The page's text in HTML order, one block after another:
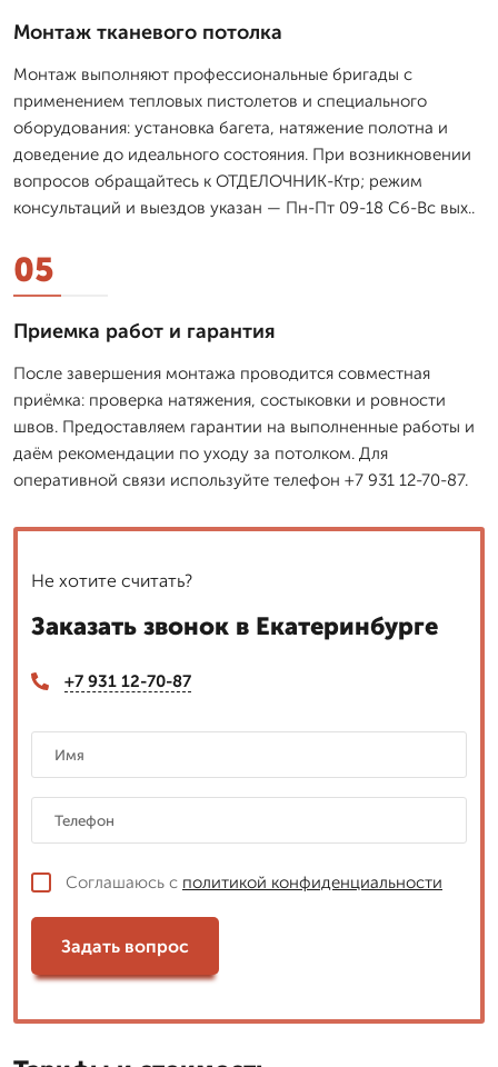
Монтаж тканевого потолка
Монтаж выполняют профессиональные бригады с
применением тепловых пистолетов и специального
оборудования: установка багета, натяжение полотна и
доведение до идеального состояния. При возникновении
вопросов обращайтесь к ОТДЕЛОЧНИК-Ктр; режим
консультаций и выездов указан — Пн-Пт 09-18 Сб-Вс вых..
05
Приемка работ и гарантия
После завершения монтажа проводится совместная
приёмка: проверка натяжения, состыковки и ровности
швов. Предоставляем гарантии на выполненные работы и
даём рекомендации по уходу за потолком. Для
оперативной связи используйте телефон +7 931 12-70-87.
Не хотите считать?
Заказать звонок в Екатеринбурге
+7 931 12-70-87
Соглашаюсь с политикой конфиденциальности
Задать вопрос